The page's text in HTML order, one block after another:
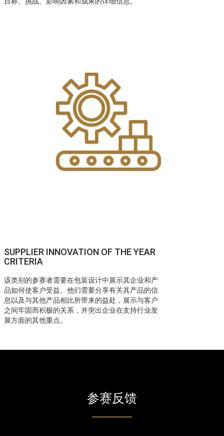
SUPPLIER INNOVATION OF THE YEAR
CRITERIA
该类别的参赛者需要在包装设计中展示其企业和产
品如何使客户受益。他们需要分享有关其产品的信
息以及与其他产品相比所带来的益处，展示与客户
之间牢固而积极的关系，并突出企业在支持行业发
展方面的其他重点。
参赛反馈